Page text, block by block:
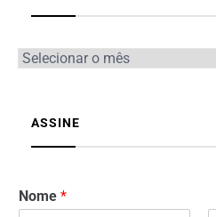
ASSINE
Nome *